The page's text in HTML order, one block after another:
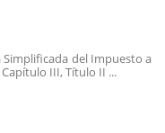
Simplificada del Impuesto a
III, Título II ...